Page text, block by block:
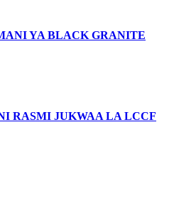
YA BLACK GRANITE
RASMI JUKWAA LA LCCF